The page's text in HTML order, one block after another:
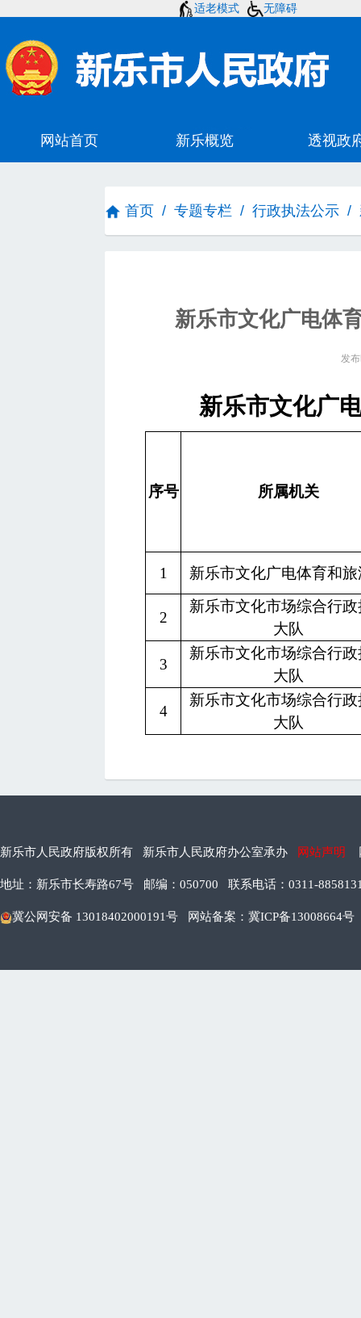
适老模式 无障碍
首页 / 专题专栏 / 行政执法公示 /
新乐市文化广电体
发
新乐市文化广
序号 所属机关
1 新乐市文化广电体育和旅
2
新乐市文化市场综合行政
大队
3
新乐市文化市场综合行政
大队
4
新乐市文化市场综合行政
大队